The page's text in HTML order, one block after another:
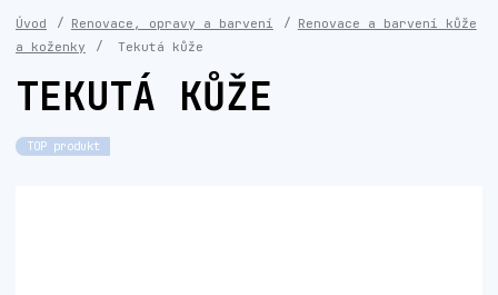
Úvod Renovace, opravy a barvení
Renovace a barvení kůže
a koženky
Tekutá kůže
TEKUTÁ KŮŽE
TOP produkt